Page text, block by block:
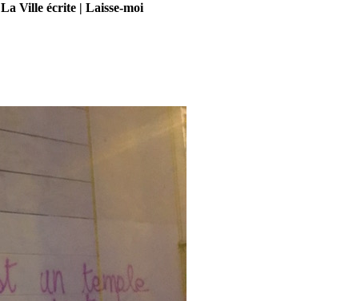
La Ville écrite | Laisse-moi